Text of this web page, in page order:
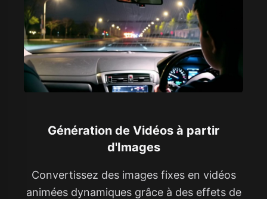
Génération de Vidéos à partir
d'Images
Convertissez des images fixes en vidéos
animées dynamiques grâce à des effets de